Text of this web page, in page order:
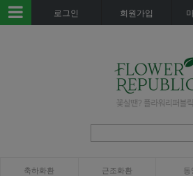
로그인 회원가입
축하화환 근조화환